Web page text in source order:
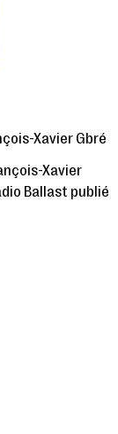
Xavier Gbré
Xavier
Ballast publié